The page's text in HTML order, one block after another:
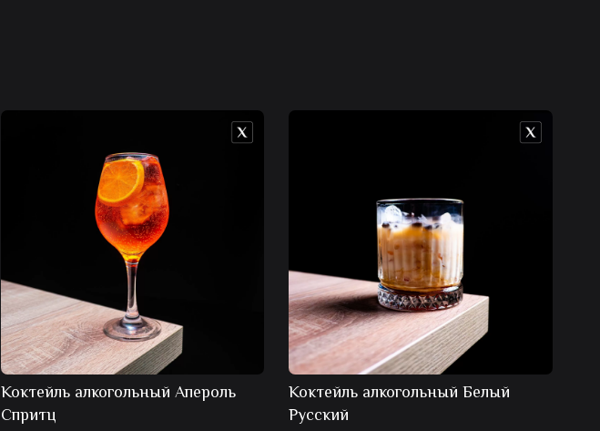
Коктейль алкогольный Апероль
Спритц
Коктейль алкогольный Белый
Русский